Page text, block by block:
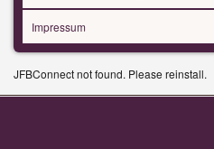
Impressum
JFBConnect not found. Please reinstall.